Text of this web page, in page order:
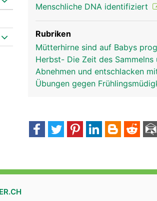
Menschliche DNA identifiziert
Rubriken
Mütterhirne sind auf Babys
Herbst- Die Zeit des Sammelns
Abnehmen und entschlacken
Übungen gegen